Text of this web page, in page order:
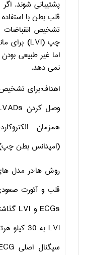
پشتیبانی شوند.
قلب بطن با
تشخیص
چپ (LVI) برای
اما غیر طبیعی
نمی دهد.
اهداف:برای
وصل کردن
همزمان
(امپدانس بطن
روش ها:در مدل
قلب و آئورت
ECGs و LVI
LVI به 30 کیلو
سیگنال اصلی